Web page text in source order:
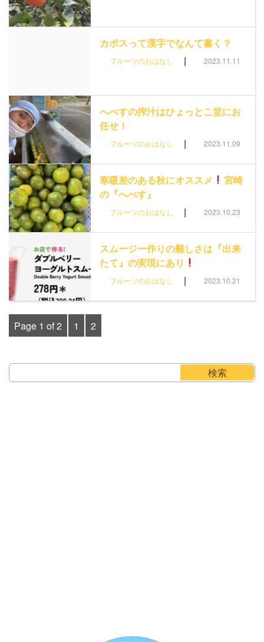
カボスって漢字でなんて書く？
フルーツのおはなし | 2023.11.11
へべすの搾汁はひょっとこ堂にお
任せ！
フルーツのおはなし | 2023.11.09
寒暖差のある秋にオススメ
宮崎
の『へべす』
フルーツのおはなし | 2023.10.23
スムージー作りの難しさは『出来
たて』の実現にあり
フルーツのおはなし | 2023.10.21
Page 1 of 2 1 2